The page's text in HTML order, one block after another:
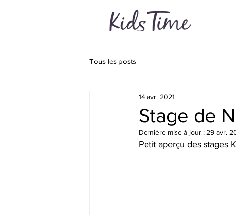
Tous les posts
Stage de
14 avr. 2021
Dernière mise à jour : 29 avr.
Petit aperçu des stages